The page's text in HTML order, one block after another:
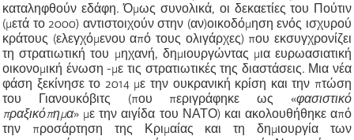
καταληφθούν εδάφη. Όμως συνολικά, οι δεκαετίες του Πούτιν
(μετά το 2000) αντιστοιχούν στην (αν)οικοδόμηση ενός ισχυρού
κράτους (ελεγχόμενου από τους ολιγάρχες) που εκσυγχρονίζει
τη στρατιωτική του μηχανή, δημιουργώντας μια ευρωασιατική
οικονομική ένωση -με τις στρατιωτικές της διαστάσεις. Μια νέα
φάση ξεκίνησε το 2014 με την ουκρανική κρίση και την πτώση
του Γιανουκόβιτς (που περιγράφηκε ως «φασιστικό
πραξικόπημα» με την αιγίδα του ΝΑΤΟ) και ακολουθήθηκε από
την προσάρτηση της Κριμαίας και τη δημιουργία των